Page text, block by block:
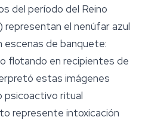
del período del Reino
representan el nenúfar azul
escenas de banquete:
flotando en recipientes de
estas imágenes
psicoactivo ritual
represente intoxicación